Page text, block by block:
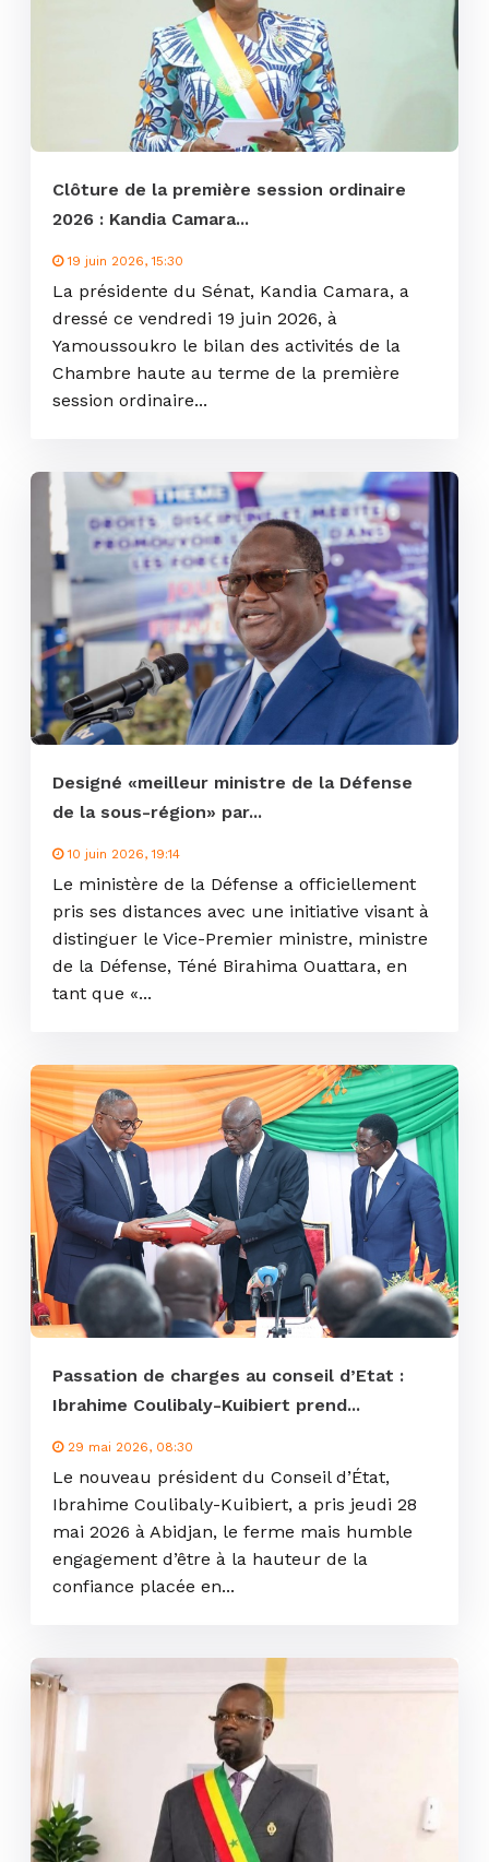
Clôture de la première session ordinaire
2026 : Kandia Camara...
19 juin 2026, 15:30
La présidente du Sénat, Kandia Camara, a
dressé ce vendredi 19 juin 2026, à
Yamoussoukro le bilan des activités de la
Chambre haute au terme de la première
session ordinaire...
Designé «meilleur ministre de la Défense
de la sous-région» par...
10 juin 2026, 19:14
Le ministère de la Défense a officiellement
pris ses distances avec une initiative visant à
distinguer le Vice-Premier ministre, ministre
de la Défense, Téné Birahima Ouattara, en
tant que «...
Passation de charges au conseil d’Etat :
Ibrahime Coulibaly-Kuibiert prend...
29 mai 2026, 08:30
Le nouveau président du Conseil d’État,
Ibrahime Coulibaly-Kuibiert, a pris jeudi 28
mai 2026 à Abidjan, le ferme mais humble
engagement d’être à la hauteur de la
confiance placée en...